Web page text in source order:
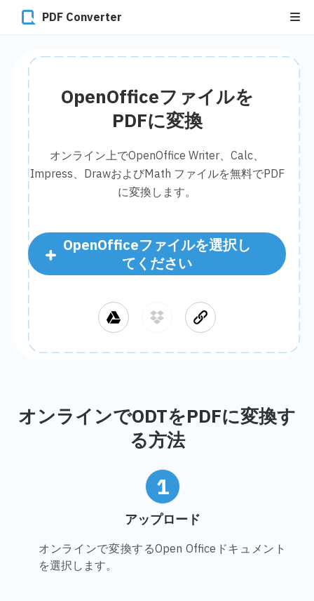
PDF Converter
OpenOfficeファイルを
PDFに変換
オンライン上でOpenOffice Writer、Calc、
Impress、DrawおよびMath ファイルを無料でPDF
に変換します。
OpenOfficeファイルを選択し
てください
オンラインでODTをPDFに変換す
る方法
1
アップロード
オンラインで変換するOpen Officeドキュメント
を選択します。